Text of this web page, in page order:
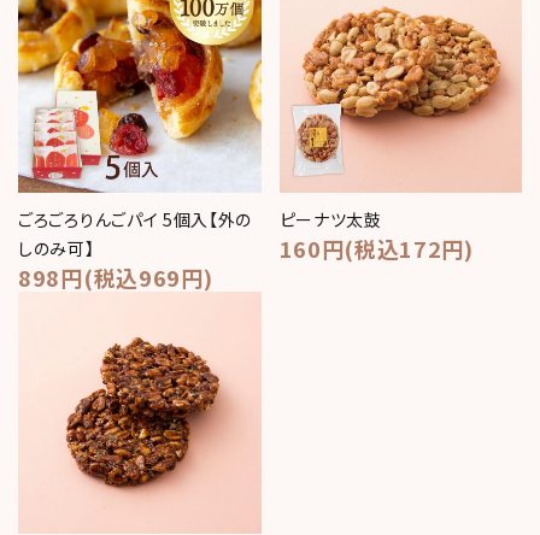
ごろごろりんごパイ 5個入【外の
しのみ可】
898円(税込969円)
ピーナツ太鼓
160円(税込172円)